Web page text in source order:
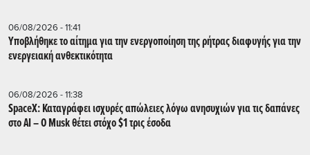
06/08/2026 - 11:41
Υποβλήθηκε το αίτημα για την ενεργοποίηση της ρήτρας διαφυγής για την
ενεργειακή ανθεκτικότητα
06/08/2026 - 11:38
SpaceX: Καταγράφει ισχυρές απώλειες λόγω ανησυχιών για τις δαπάνες
στο AI – Ο Musk θέτει στόχο $1 τρις έσοδα